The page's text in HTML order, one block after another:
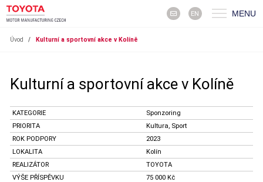
EN MENU
Úvod / Kulturní a sportovní akce v Kolíně
Kulturní a sportovní akce v Kolíně
KATEGORIE
Sponzoring
PRIORITA
Kultura, Sport
ROK PODPORY
2023
LOKALITA
Kolín
REALIZÁTOR
TOYOTA
VÝŠE PŘÍSPĚVKU
75 000 Kč